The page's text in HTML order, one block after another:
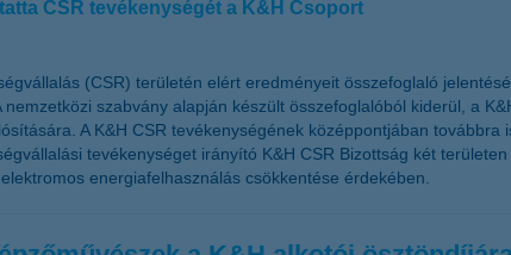
CSR tevékenységét a K&H Csoport
(CSR) területén elért eredményeit összefoglaló
szabvány alapján készült összefoglalóból kiderül, a
A K&H CSR tevékenységének középpontjában
tevékenységet irányító K&H CSR Bizottság két
energiafelhasználás csökkentése érdekében.